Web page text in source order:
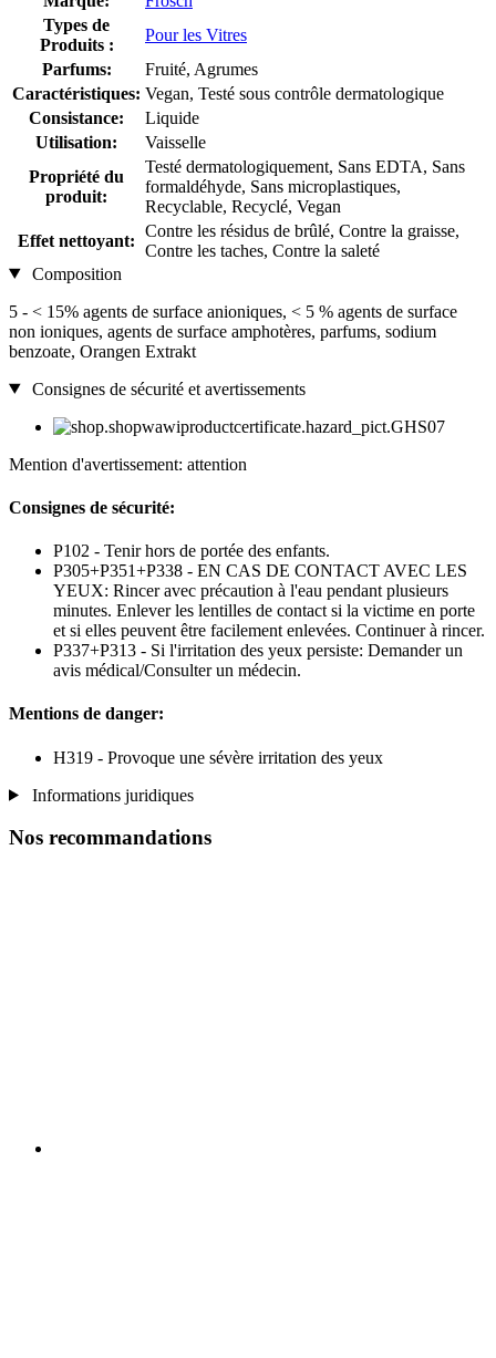
Types de
Produits :
Pour les Vitres
Parfums:
Fruité, Agrumes
Caractéristiques: Vegan, Testé sous contrôle dermatologique
Consistance:
Liquide
Utilisation:
Vaisselle
Propriété du
produit:
Testé dermatologiquement, Sans EDTA, Sans
formaldéhyde, Sans microplastiques,
Recyclable, Recyclé, Vegan
Effet nettoyant:
Contre les résidus de brûlé, Contre la graisse,
Contre les taches, Contre la saleté
Composition
5 - < 15% agents de surface anioniques, < 5 % agents de surface
non ioniques, agents de surface amphotères, parfums, sodium
benzoate, Orangen Extrakt
Consignes de sécurité et avertissements
Mention d'avertissement: attention
Consignes de sécurité:
P102 - Tenir hors de portée des enfants.
P305+P351+P338 - EN CAS DE CONTACT AVEC LES
YEUX: Rincer avec précaution à l'eau pendant plusieurs
minutes. Enlever les lentilles de contact si la victime en porte
et si elles peuvent être facilement enlevées. Continuer à rincer.
P337+P313 - Si l'irritation des yeux persiste: Demander un
avis médical/Consulter un médecin.
Mentions de danger:
H319 - Provoque une sévère irritation des yeux
Informations juridiques
Nos recommandations